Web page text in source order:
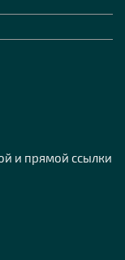
и прямой ссылки